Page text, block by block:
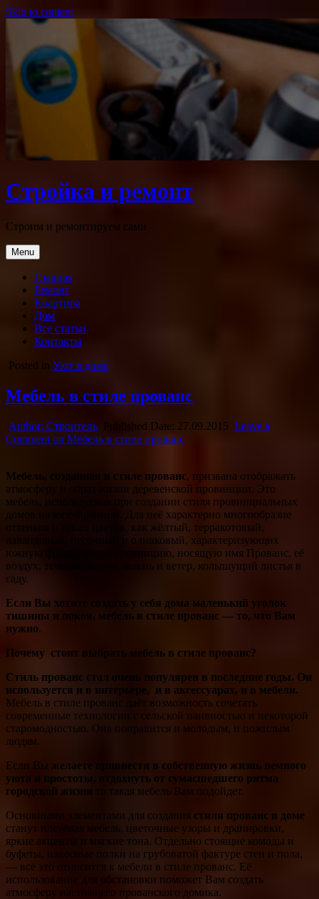
Skip to content
Стройка и ремонт
Строим и ремонтируем сами
Menu
Главная
Ремонт
Квартира
Дом
Все статьи
Контакты
Posted in Уют в доме
Мебель в стиле прованс
Author: Строитель Published Date: 27.09.2015 Leave a
Comment on Мебель в стиле прованс
Мебель, созданная в стиле прованс, призвана отображать
атмосферу и образ жизни деревенской провинции. Это
мебель, используемая при создании стиля провинциальных
домов на юге Франции. Для неё характерно многообразие
оттенков и таких цветов, как жёлтый, терракотовый,
лавандовый, песочный и оливковый, характеризующих
южную французскую провинцию, носящую имя Прованс, её
воздух, течение жизни, зелень и ветер, колышущий листья в
саду.
Если Вы хотите создать у себя дома маленький уголок
тишины и покоя, мебель в стиле прованс — то, что Вам
нужно.
Почему стоит выбрать мебель в стиле прованс?
Стиль прованс стал очень популярен в последние годы. Он
используется и в интерьере, и в аксессуарах, и в мебели.
Мебель в стиле прованс даёт возможность сочетать
современные технологии с сельской наивностью и некоторой
старомодностью. Она понравится и молодым, и пожилым
людям.
Если Вы желаете привнести в собственную жизнь немного
уюта и простоты, отдохнуть от сумасшедшего ритма
городской жизни то такая мебель Вам подойдет.
Основными элементами для создания стиля прованс в доме
станут плетёная мебель, цветочные узоры и драпировки,
яркие акценты и мягкие тона. Отдельно стоящие комоды и
буфеты, навесные полки на грубоватой фактуре стен и пола,
— всё это относится к мебели в стиле прованс. Её
использование для обстановки поможет Вам создать
атмосферу настоящего прованского домика.